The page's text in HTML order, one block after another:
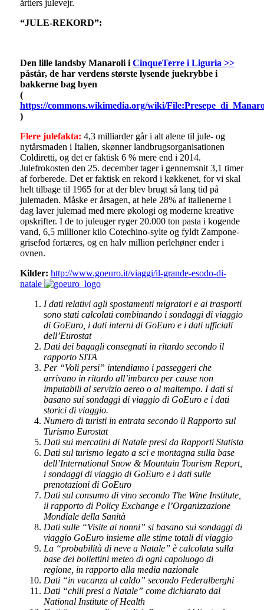
årtiers julevejr.
“JULE-REKORD”:
Den lille landsby Manaroli i CinqueTerre i Liguria >>
påstår, de har verdens største lysende juekrybbe i
bakkerne bag byen
(
https://commons.wikimedia.org/wiki/
)
Flere julefakta: 4,3 milliarder går i alt alene til jule- og
nytårsmaden i Italien, skønner landbrugsorganisationen
Coldiretti, og det er faktisk 6 % mere end i 2014.
Julefrokosten den 25. december tager i gennemsnit 3,1 timer
af forberede. Det er faktisk en rekord i køkkenet, for vi skal
helt tilbage til 1965 for at der blev brugt så lang tid på
julemaden. Måske er årsagen, at hele 28% af italienerne i
dag laver julemad med mere økologi og moderne kreative
opskrifter. I de to juleuger ryger 20.000 ton pasta i kogende
vand, 6,5 millioner kilo Cotechino-sylte og fyldt Zampone-
grisefod fortæres, og en halv million perlehøner ender i
ovnen.
Kilder: http://www.goeuro.it/viaggi/il-grande-esodo-di-
natale
I dati relativi agli spostamenti migratori e ai trasporti
sono stati calcolati combinando i sondaggi di viaggio
di GoEuro, i dati interni di GoEuro e i dati ufficiali
dell’Eurostat
Dati dei bagagli consegnati in ritardo secondo il
rapporto SITA
Per “Voli persi” intendiamo i passeggeri che
arrivano in ritardo all’imbarco per cause non
imputabili al servizio aereo o al maltempo. I dati si
basano sui sondaggi di viaggio di GoEuro e i dati
storici di viaggio.
Numero di turisti in entrata secondo il Rapporto sul
Turismo Eurostat
Dati sui mercatini di Natale presi da Rapporti Statista
Dati sul turismo legato a sci e montagna sulla base
dell’International Snow & Mountain Tourism Report,
i sondaggi di viaggio di GoEuro e i dati sulle
prenotazioni di GoEuro
Dati sul consumo di vino secondo The Wine Institute,
il rapporto di Policy Exchange e l’Organizzazione
Mondiale della Sanità
Dati sulle “Visite ai nonni” si basano sui sondaggi di
viaggio GoEuro insieme alle stime totali di viaggio
La “probabilità di neve a Natale” è calcolata sulla
base dei bollettini meteo di ogni capoluogo di
regione, in rapporto alla media nazionale
Dati “in vacanza al caldo” secondo Federalberghi
Dati “chili presi a Natale” come dichiarato dal
National Institute of Health